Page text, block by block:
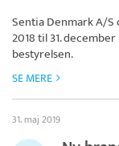
Sentia Denmark A/S
2018 til 31. december
bestyrelsen.
SE MERE
31. maj 2019